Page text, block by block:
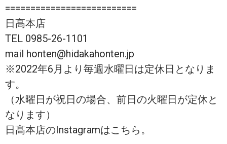
==========================
日髙本店
TEL 0985-26-1101
mail honten@hidakahonten.jp
※2022年6月より毎週水曜日は定休日となりま
す。
（水曜日が祝日の場合、前日の火曜日が定休と
なります）
日髙本店のInstagramはこちら。